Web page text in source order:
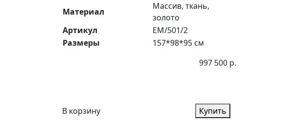
Материал
Массив, ткань,
золото
Артикул
EM/501/2
Размеры
157*98*95 см
997 500 р.
В корзину Купить